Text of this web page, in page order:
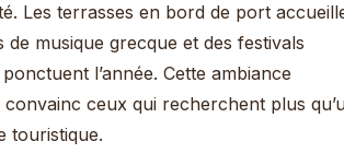
Les terrasses en bord de port
de musique grecque et des festivals
l’année. Cette ambiance
ceux qui recherchent plus
touristique.